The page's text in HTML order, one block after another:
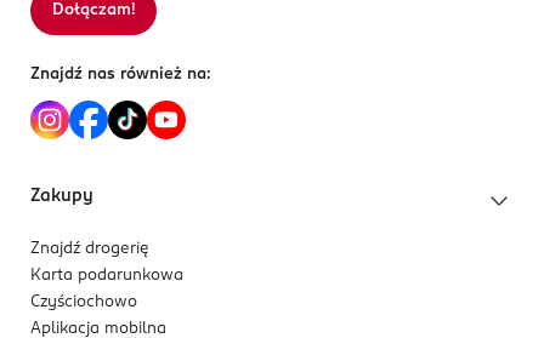
Sortowanie wg
Dołączam!
Znajdź nas również na:
Zakupy
Znajdź drogerię
Karta podarunkowa
Czyściochowo
Aplikacja mobilna